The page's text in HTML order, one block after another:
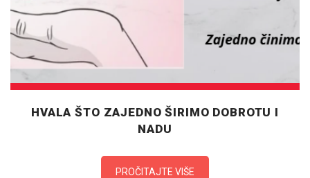
HVALA ŠTO ZAJEDNO ŠIRIMO DOBROTU I
NADU
PROČITAJTE VIŠE